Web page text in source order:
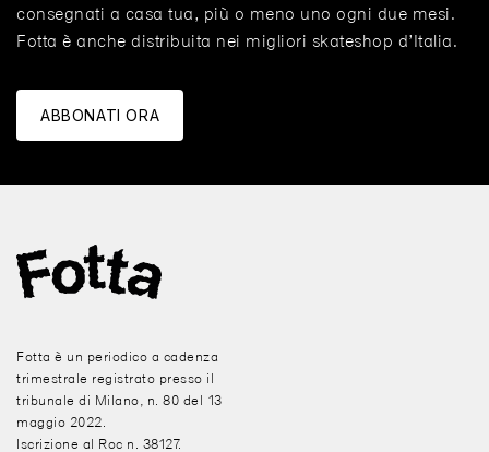
consegnati a casa tua, più o meno uno ogni due mesi.
Fotta è anche distribuita nei migliori skateshop d’Italia.
ABBONATI ORA
Fotta è un periodico a cadenza
trimestrale registrato presso il
tribunale di Milano, n. 80 del 13
maggio 2022.
Iscrizione al Roc n. 38127.